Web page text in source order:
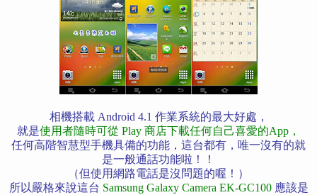
相機搭載 Android 4.1 作業系統的最大好處，
就是使用者隨時可從 Play 商店下載任何自己喜愛的App ，
任何高階智慧型手機具備的功能，這台都有，唯一沒有的就
是一般通話功能啦！！
（但使用網路電話是沒問題的喔！）
所以嚴格來說這台 Samsung Galaxy Camera EK-GC100應該是